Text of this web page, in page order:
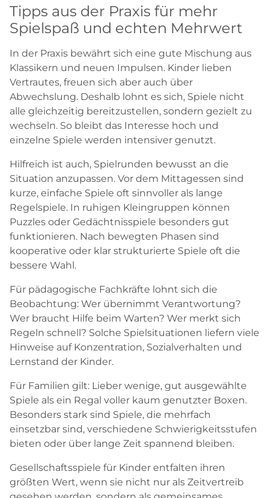
Tipps aus der Praxis für mehr
Spielspaß und echten Mehrwert
In der Praxis bewährt sich eine gute Mischung aus
Klassikern und neuen Impulsen. Kinder lieben
Vertrautes, freuen sich aber auch über
Abwechslung. Deshalb lohnt es sich, Spiele nicht
alle gleichzeitig bereitzustellen, sondern gezielt zu
wechseln. So bleibt das Interesse hoch und
einzelne Spiele werden intensiver genutzt.
Hilfreich ist auch, Spielrunden bewusst an die
Situation anzupassen. Vor dem Mittagessen sind
kurze, einfache Spiele oft sinnvoller als lange
Regelspiele. In ruhigen Kleingruppen können
Puzzles oder Gedächtnisspiele besonders gut
funktionieren. Nach bewegten Phasen sind
kooperative oder klar strukturierte Spiele oft die
bessere Wahl.
Für pädagogische Fachkräfte lohnt sich die
Beobachtung: Wer übernimmt Verantwortung?
Wer braucht Hilfe beim Warten? Wer merkt sich
Regeln schnell? Solche Spielsituationen liefern viele
Hinweise auf Konzentration, Sozialverhalten und
Lernstand der Kinder.
Für Familien gilt: Lieber wenige, gut ausgewählte
Spiele als ein Regal voller kaum genutzter Boxen.
Besonders stark sind Spiele, die mehrfach
einsetzbar sind, verschiedene Schwierigkeitsstufen
bieten oder über lange Zeit spannend bleiben.
Gesellschaftsspiele für Kinder entfalten ihren
größten Wert, wenn sie nicht nur als Zeitvertreib